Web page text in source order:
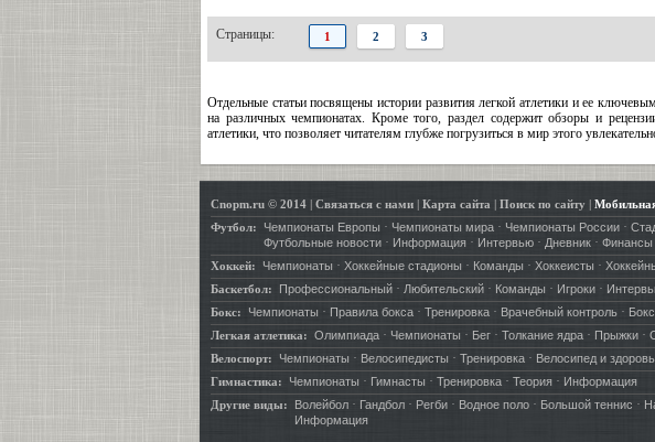
Страницы: 1 2 3
Отдельные статьи посвящены истории развития легкой атлетики и ее
на различных чемпионатах. Кроме того, раздел содержит обзоры и
атлетики, что позволяет читателям глубже погрузиться в мир этого
Cnopm.ru © 2014| Связаться с нами| Карта сайта | Поиск по сайту|
Футбол:
Чемпионаты Европы · Чемпионаты мира· Чемпионаты России·
Футбольные новости· Информация· Интервью· Дневник· Финансы
Хоккей:
Чемпионаты· Хоккейные стадионы · Команды· Хоккеисты ·
Баскетбол:
Профессиональный· Любительский· Команды · Игроки·
Бокс:
Чемпионаты · Правила бокса· Тренировка· Врачебный контроль·
Легкая атлетика: Олимпиада· Чемпионаты · Бег· Толкание ядра· Прыжки·
Велоспорт:
Чемпионаты · Велосипедисты · Тренировка· Велосипед и
Гимнастика:
Чемпионаты · Гимнасты · Тренировка· Теория· Информация
Другие виды:
Волейбол· Гандбол· Регби· Водное поло· Большой теннис ·
Информация